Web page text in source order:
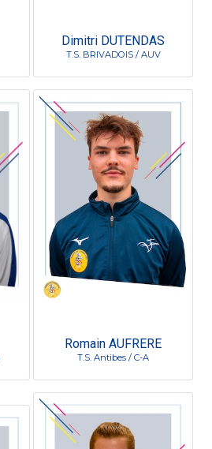
Dimitri DUTENDAS
T.S. BRIVADOIS / AUV
Romain AUFRERE
T.S. Antibes / C-A